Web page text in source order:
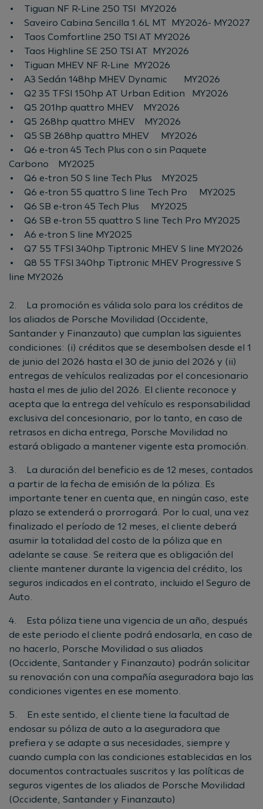
• Tiguan NF R-Line 250 TSI MY2026
• Saveiro Cabina Sencilla 1.6L MT MY2026- MY2027
• Taos Comfortline 250 TSI AT MY2026
• Taos Highline SE 250 TSI AT MY2026
• Tiguan MHEV NF R-Line MY2026
• A3 Sedán 148hp MHEV Dynamic MY2026
• Q2 35 TFSI 150hp AT Urban Edition MY2026
• Q5 201hp quattro MHEV MY2026
• Q5 268hp quattro MHEV MY2026
• Q5 SB 268hp quattro MHEV MY2026
• Q6 e-tron 45 Tech Plus con o sin Paquete
Carbono MY2025
• Q6 e-tron 50 S line Tech Plus MY2025
• Q6 e-tron 55 quattro S line Tech Pro MY2025
• Q6 SB e-tron 45 Tech Plus MY2025
• Q6 SB e-tron 55 quattro S line Tech Pro MY2025
• A6 e-tron S line MY2025
• Q7 55 TFSI 340hp Tiptronic MHEV S line MY2026
• Q8 55 TFSI 340hp Tiptronic MHEV Progressive S
line MY2026
2. La promoción es válida solo para los créditos de
los aliados de Porsche Movilidad (Occidente,
Santander y Finanzauto) que cumplan las siguientes
condiciones: (i) créditos que se desembolsen desde el 1
de junio del 2026 hasta el 30 de junio del 2026 y (ii)
entregas de vehículos realizadas por el concesionario
hasta el mes de julio del 2026. El cliente reconoce y
acepta que la entrega del vehículo es responsabilidad
exclusiva del concesionario, por lo tanto, en caso de
retrasos en dicha entrega, Porsche Movilidad no
estará obligado a mantener vigente esta promoción.
3. La duración del beneficio es de 12 meses, contados
a partir de la fecha de emisión de la póliza. Es
importante tener en cuenta que, en ningún caso, este
plazo se extenderá o prorrogará. Por lo cual, una vez
finalizado el período de 12 meses, el cliente deberá
asumir la totalidad del costo de la póliza que en
adelante se cause. Se reitera que es obligación del
cliente mantener durante la vigencia del crédito, los
seguros indicados en el contrato, incluido el Seguro de
Auto.
4. Esta póliza tiene una vigencia de un año, después
de este periodo el cliente podrá endosarla, en caso de
no hacerlo, Porsche Movilidad o sus aliados
(Occidente, Santander y Finanzauto) podrán solicitar
su renovación con una compañía aseguradora bajo las
condiciones vigentes en ese momento.
5. En este sentido, el cliente tiene la facultad de
endosar su póliza de auto a la aseguradora que
prefiera y se adapte a sus necesidades, siempre y
cuando cumpla con las condiciones establecidas en los
documentos contractuales suscritos y las políticas de
seguros vigentes de los aliados de Porsche Movilidad
(Occidente, Santander y Finanzauto)